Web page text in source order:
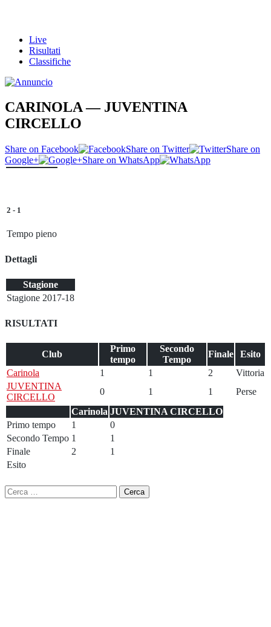
Live
Risultati
Classifiche
CARINOLA — JUVENTINA
CIRCELLO
Share on Facebook Share on Twitter
Share on
Google+
Share on WhatsApp
2 - 1
Tempo pieno
Dettagli
Stagione
Stagione 2017-18
RISULTATI
Club
Primo
tempo
Secondo
Tempo
Finale
Esito
Carinola
1 1 2
Vittoria
JUVENTINA
CIRCELLO
0 1 1
Perse
Carinola JUVENTINA CIRCELLO
Primo tempo
1
0
Secondo Tempo 1
1
Finale
2
1
Esito
Ricerca
per: